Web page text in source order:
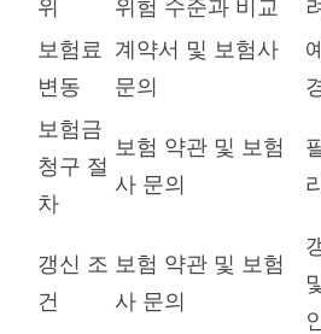
위
위험 수준과 비교
보험료
변동
계약서 및 보험사
문의
보험금
청구 절
차
보험 약관 및 보험
사 문의
갱신 조
건
보험 약관 및 보험
사 문의